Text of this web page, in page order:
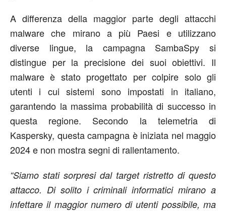
A differenza della maggior parte degli attacchi
malware che mirano a più Paesi e utilizzano
diverse lingue, la campagna SambaSpy si
distingue per la precisione dei suoi obiettivi. Il
malware è stato progettato per colpire solo gli
utenti i cui sistemi sono impostati in italiano,
garantendo la massima probabilità di successo in
questa regione. Secondo la telemetria di
Kaspersky, questa campagna è iniziata nel maggio
2024 e non mostra segni di rallentamento.
“Siamo stati sorpresi dal target ristretto di questo
attacco. Di solito i criminali informatici mirano a
infettare il maggior numero di utenti possibile, ma